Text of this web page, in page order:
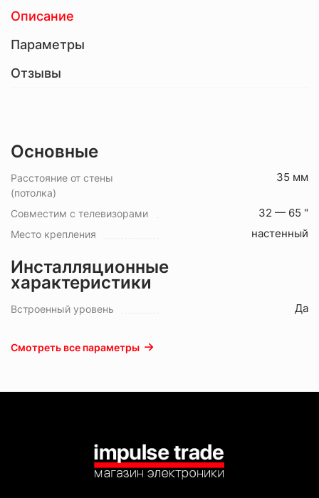
Описание
Параметры
Отзывы
Основные
Расстояние от стены
(потолка)
35 мм
Совместим с телевизорами 32 — 65 "
Место крепления настенный
Инсталляционные
характеристики
Встроенный уровень Да
Смотреть все параметры